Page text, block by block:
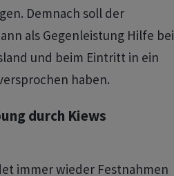
Demnach soll der
als Gegenleistung Hilfe bei
und beim Eintritt in ein
haben.
durch Kiews
immer wieder Festnahmen